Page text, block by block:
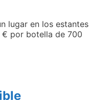
lugar en los estantes
€ por botella de 700